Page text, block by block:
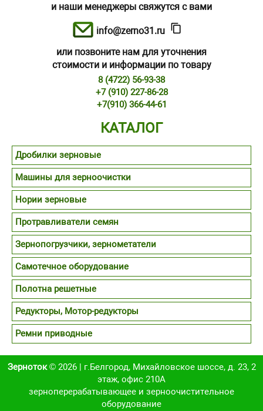
и наши менеджеры свяжутся с вами
info@zerno31.ru
или позвоните нам для уточнения
стоимости и информации по товару
8 (4722) 56-93-38
+7 (910) 227-86-28
+7(910) 366-44-61
КАТАЛОГ
Дробилки зерновые
Машины для зерноочистки
Нории зерновые
Протравливатели семян
Зернопогрузчики, зернометатели
Самотечное оборудование
Полотна решетные
Редукторы, Мотор-редукторы
Ремни приводные
Зерноток© 2026 | г.Белгород, Михайловское шоссе, д. 23, 2
этаж, офис 210А
зерноперерабатывающее и зерноочистительное
оборудование